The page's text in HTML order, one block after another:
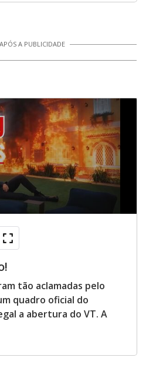
A PUBLICIDADE
tão aclamadas pelo
quadro oficial do
a abertura do VT. A